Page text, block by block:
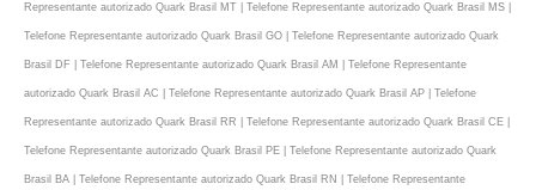
Representante autorizado Quark Brasil MT | Telefone Representante autorizado Quark Brasil MS |
Telefone Representante autorizado Quark Brasil GO | Telefone Representante autorizado Quark
Brasil DF | Telefone Representante autorizado Quark Brasil AM | Telefone Representante
autorizado Quark Brasil AC | Telefone Representante autorizado Quark Brasil AP | Telefone
Representante autorizado Quark Brasil RR | Telefone Representante autorizado Quark Brasil CE |
Telefone Representante autorizado Quark Brasil PE | Telefone Representante autorizado Quark
Brasil BA | Telefone Representante autorizado Quark Brasil RN | Telefone Representante